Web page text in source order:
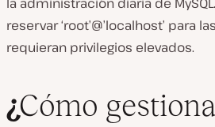
reservar ‘root’@’localhost’ para
requieran privilegios elevados.
¿Cómo